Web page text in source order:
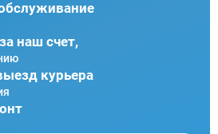
наш счет,
курьера